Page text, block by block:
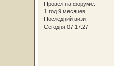
Провел на форуме:
1 год 9 месяцев
Последний визит:
Сегодня 07:17:27